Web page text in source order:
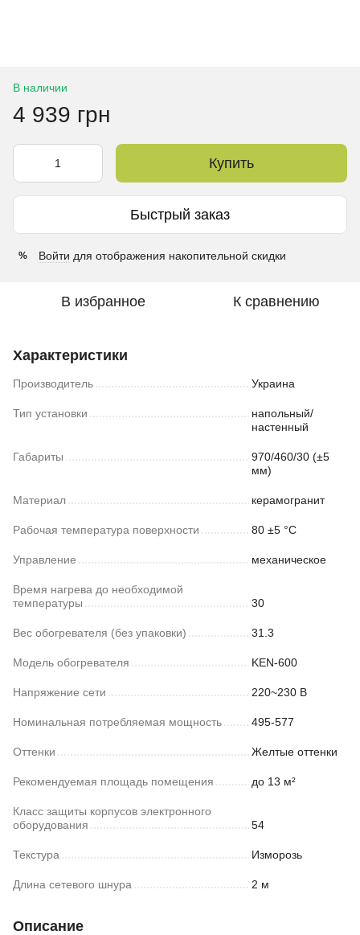
В наличии
4 939 грн
Купить
Быстрый заказ
% Войти для отображения накопительной скидки
В избранное К сравнению
Характеристики
Производитель Украина
Тип установки
напольный/
настенный
Габариты
970/460/30 (±5
мм)
Материал керамогранит
Рабочая температура поверхности 80 ±5 °С
Управление механическое
Время нагрева до необходимой
температуры
30
Вес обогревателя (без упаковки) 31.3
Модель обогревателя KEN-600
Напряжение сети 220~230 В
Номинальная потребляемая мощность 495-577
Оттенки Желтые оттенки
Рекомендуемая площадь помещения до 13 м²
Класс защиты корпусов электронного
оборудования
54
Текстура Изморозь
Длина сетевого шнура 2 м
Описание